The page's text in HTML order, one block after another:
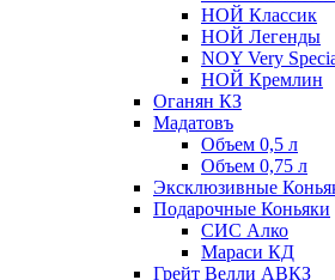
НОЙ Классик
НОЙ Легенды
NOY Very
НОЙ Кремлин
Оганян КЗ
Мадатовъ
Объем 0,5 л
Объем 0,75 л
Эксклюзивные
Подарочные Коньяки
СИС Алко
Мараси КД
Грейт Велли АВКЗ